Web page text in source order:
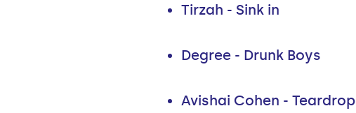
Tirzah - Sink in
Degree - Drunk Boys
Avishai Cohen - Teardrop